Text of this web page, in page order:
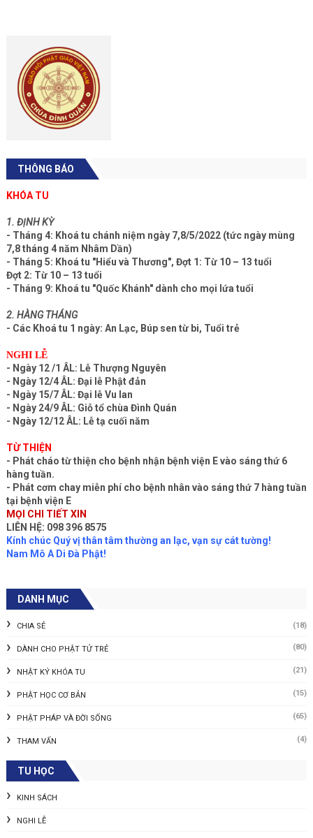
THÔNG BÁO
KHÓA TU
1. ĐỊNH KỲ
- Tháng 4: Khoá tu chánh niệm ngày 7,8/5/2022 (tức ngày mùng
7,8 tháng 4 năm Nhâm Dần)
- Tháng 5: Khoá tu "Hiểu và Thương", Đợt 1: Từ 10 – 13 tuổi
Đợt 2: Từ 10 – 13 tuổi
- Tháng 9: Khoá tu "Quốc Khánh" dành cho mọi lứa tuổi
2. HÀNG THÁNG
- Các Khoá tu 1 ngày: An Lạc, Búp sen từ bi, Tuổi trẻ
NGHI LỄ
- Ngày 12 /1 ÂL: Lễ Thượng Nguyên
- Ngày 12/4 ÂL: Đại lễ Phật đản
- Ngày 15/7 ÂL: Đại lễ Vu lan
- Ngày 24/9 ÂL: Giỗ tổ chùa Đình Quán
- Ngày 12/12 ÂL: Lễ tạ cuối năm
TỪ THIỆN
- Phát cháo từ thiện cho bệnh nhận bệnh viện E vào sáng thứ 6
hàng tuần.
- Phát cơm chay miễn phí cho bệnh nhân vào sáng thứ 7 hàng tuần
tại bệnh viện E
MỌI CHI TIẾT XIN
LIÊN HỆ: 098 396 8575
Kính chúc Quý vị thân tâm thường an lạc, vạn sự cát tường!
Nam Mô A Di Đà Phật!
DANH MỤC
CHIA SẺ (18)
DÀNH CHO PHẬT TỬ TRẺ (80)
NHẬT KÝ KHÓA TU (21)
PHẬT HỌC CƠ BẢN (15)
PHẬT PHÁP VÀ ĐỜI SỐNG (65)
THAM VẤN (4)
TU HỌC
KINH SÁCH
NGHI LỄ